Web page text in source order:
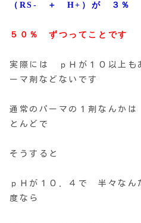
（RS- ＋ H+）が ３％
５０％ ずつってことです
実際には ｐＨが１０以上も
ーマ剤などないです
通常のパーマの１剤なんか
とんどで
そうすると
ｐＨが１０．４で 半々な
度なら